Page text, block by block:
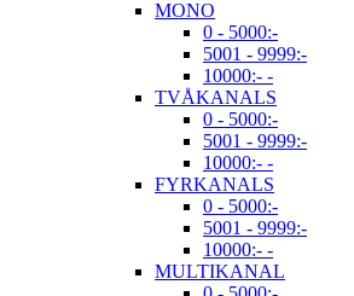
MONO
0 - 5000:-
5001 - 9999:-
10000:- -
TVÅKANALS
0 - 5000:-
5001 - 9999:-
10000:- -
FYRKANALS
0 - 5000:-
5001 - 9999:-
10000:- -
MULTIKANAL